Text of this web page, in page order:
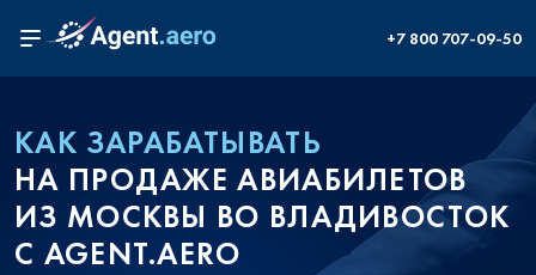
+7 800 707-09-50
КАК ЗАРАБАТЫВАТЬ
НА ПРОДАЖЕ АВИАБИЛЕТОВ
ИЗ МОСКВЫ ВО ВЛАДИВОСТОК
С AGENT.AERO